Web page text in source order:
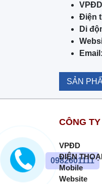
Điện
Di
Email:
SẢN
0982601111
CÔNG
VPĐD :
ĐIỆN
Mobile:
Website